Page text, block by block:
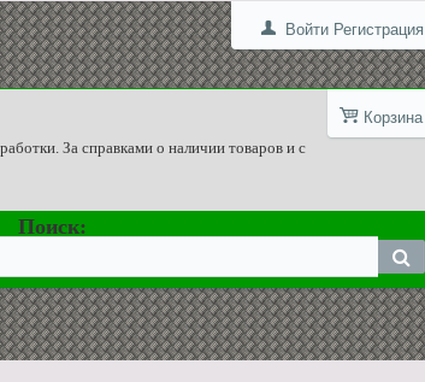
Войти Регистрация
Корзина
За справками о наличии товаров и с
Поиск: